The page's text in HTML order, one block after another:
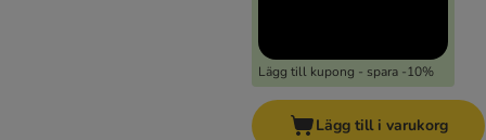
Lägg till kupong - spara -10%
Lägg till i varukorg